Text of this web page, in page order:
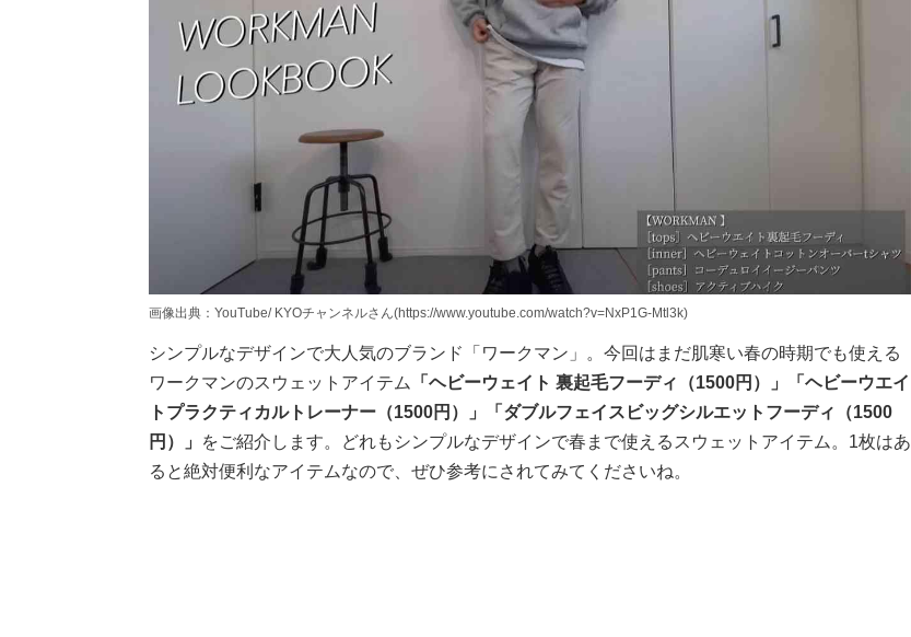
画像出典：YouTube/ KYOチャンネルさん(https://www.youtube.com/watch?v=NxP1G-Mtl3k)
シンプルなデザインで大人気のブランド「ワークマン」。今回はまだ肌寒い春の時期でも使える
ワークマンのスウェットアイテム 「ヘビーウェイト 裏起毛フーディ（1500円）」「ヘビーウエイ
トプラクティカルトレーナー（1500円）」「ダブルフェイスビッグシルエットフーディ（1500
円）」
をご紹介します。どれもシンプルなデザインで春まで使えるスウェットアイテム。1枚はあ
ると絶対便利なアイテムなので、ぜひ参考にされてみてくださいね。